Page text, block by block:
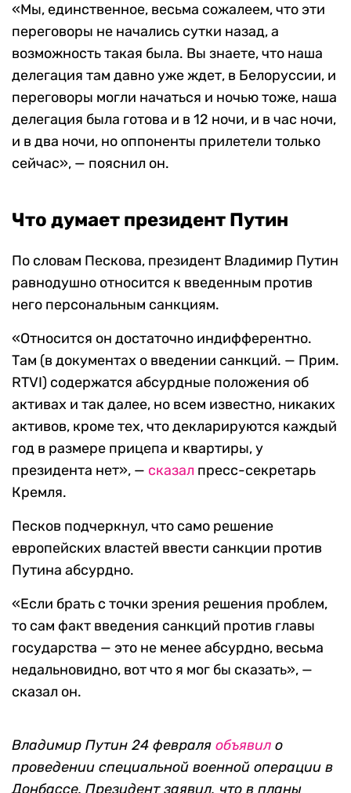
«Мы, единственное, весьма сожалеем, что эти
переговоры не начались сутки назад, а
возможность такая была. Вы знаете, что наша
делегация там давно уже ждет, в Белоруссии, и
переговоры могли начаться и ночью тоже, наша
делегация была готова и в 12 ночи, и в час ночи,
и в два ночи, но оппоненты прилетели только
сейчас», — пояснил он.
Что думает президент Путин
По словам Пескова, президент Владимир Путин
равнодушно относится к введенным против
него персональным санкциям.
«Относится он достаточно индифферентно.
Там (в документах о введении санкций. — Прим.
RTVI) содержатся абсурдные положения об
активах и так далее, но всем известно, никаких
активов, кроме тех, что декларируются каждый
год в размере прицепа и квартиры, у
президента нет», — сказал пресс-секретарь
Кремля.
Песков подчеркнул, что само решение
европейских властей ввести санкции против
Путина абсурдно.
«Если брать с точки зрения решения проблем,
то сам факт введения санкций против главы
государства — это не менее абсурдно, весьма
недальновидно, вот что я мог бы сказать», —
сказал он.
Владимир Путин 24 февраля объявил о
проведении специальной военной операции в
Донбассе. Президент заявил, что в планы